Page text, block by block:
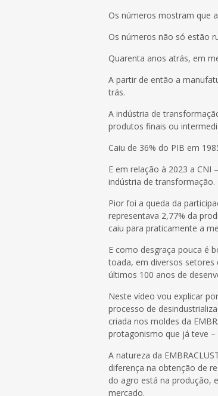
Os números mostram que
Os números não só estão
Quarenta anos atrás, em
A partir de então a
trás.
A indústria de
produtos finais ou
Caiu de 36% do PIB em
E em relação à 2023 a CNI
indústria de transformação.
Pior foi a queda da
representava 2,77% da
caiu para praticamente a
E como desgraça pouca é
toada, em diversos
últimos 100 anos de
Neste vídeo vou explicar
processo de
criada nos moldes da
protagonismo que já teve
A natureza da
diferença na obtenção de
do agro está na produção,
mercado.